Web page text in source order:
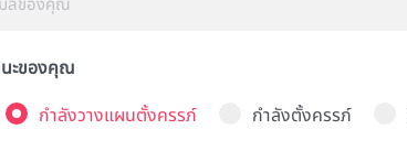
ะของคุณ
กำลังวางแผนตั้งครรภ์
กำลังตั้งครรภ์